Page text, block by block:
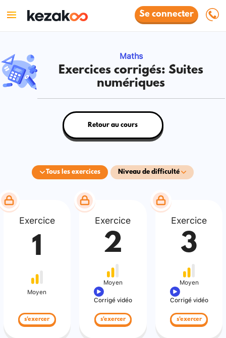
Se connecter
Maths
Exercices corrigés: Suites
numériques
Tous les exercices Niveau de difficulté
Retour au cours
Exercice
1
Moyen
s'exercer
Exercice
2
Moyen
Corrigé vidéo
s'exercer
Exercice
3
Moyen
Corrigé vidéo
s'exercer